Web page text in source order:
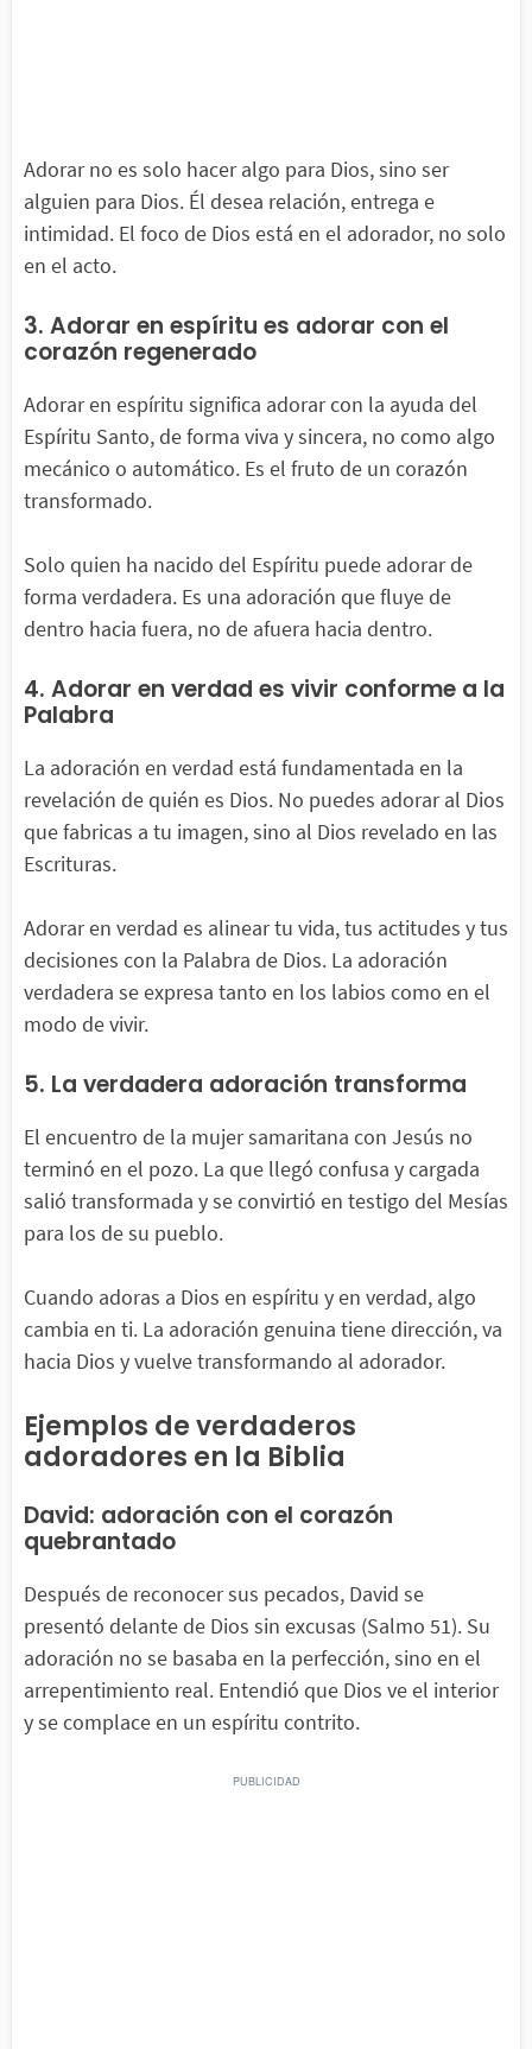
Adorar no es solo hacer algo para Dios, sino ser
alguien para Dios. Él desea relación, entrega e
intimidad. El foco de Dios está en el adorador, no solo
en el acto.
3. Adorar en espíritu es adorar con el
corazón regenerado
Adorar en espíritu significa adorar con la ayuda del
Espíritu Santo, de forma viva y sincera, no como algo
mecánico o automático. Es el fruto de un corazón
transformado.
Solo quien ha nacido del Espíritu puede adorar de
forma verdadera. Es una adoración que fluye de
dentro hacia fuera, no de afuera hacia dentro.
4. Adorar en verdad es vivir conforme a la
Palabra
La adoración en verdad está fundamentada en la
revelación de quién es Dios. No puedes adorar al Dios
que fabricas a tu imagen, sino al Dios revelado en las
Escrituras.
Adorar en verdad es alinear tu vida, tus actitudes y tus
decisiones con la Palabra de Dios. La adoración
verdadera se expresa tanto en los labios como en el
modo de vivir.
5. La verdadera adoración transforma
El encuentro de la mujer samaritana con Jesús no
terminó en el pozo. La que llegó confusa y cargada
salió transformada y se convirtió en testigo del Mesías
para los de su pueblo.
Cuando adoras a Dios en espíritu y en verdad, algo
cambia en ti. La adoración genuina tiene dirección, va
hacia Dios y vuelve transformando al adorador.
Ejemplos de verdaderos
adoradores en la Biblia
David: adoración con el corazón
quebrantado
Después de reconocer sus pecados, David se
presentó delante de Dios sin excusas (Salmo 51). Su
adoración no se basaba en la perfección, sino en el
arrepentimiento real. Entendió que Dios ve el interior
y se complace en un espíritu contrito.